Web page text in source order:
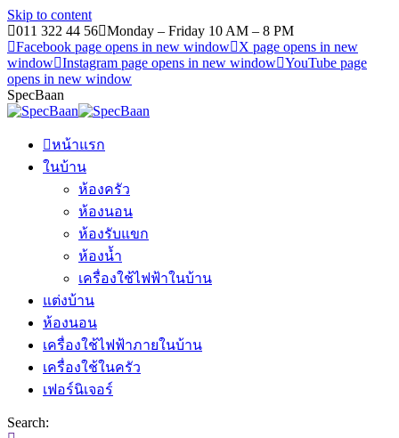
Skip to content
011 322 44 56 Monday – Friday 10 AM – 8 PM
Facebook page opens in new window
X page opens in new
window Instagram page opens in new window YouTube page
opens in new window
SpecBaan
หน้าแรก
ในบ้าน
ห้องครัว
ห้องนอน
ห้องรับแขก
ห้องน้ำ
เครื่องใช้ไฟฟ้าในบ้าน
แต่งบ้าน
ห้องนอน
เครื่องใช้ไฟฟ้าภายในบ้าน
เครื่องใช้ในครัว
เฟอร์นิเจอร์
Search: